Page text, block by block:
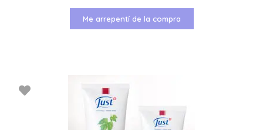
Me arrepentí de la compra